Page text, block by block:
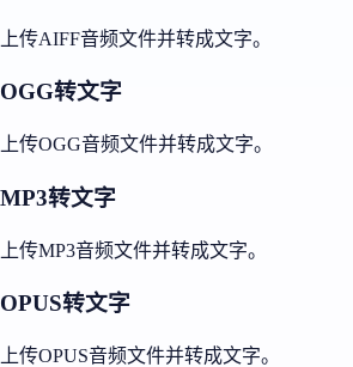
上传AIFF音频文件并转成文字。
OGG转文字
上传OGG音频文件并转成文字。
MP3转文字
上传MP3音频文件并转成文字。
OPUS转文字
上传OPUS音频文件并转成文字。